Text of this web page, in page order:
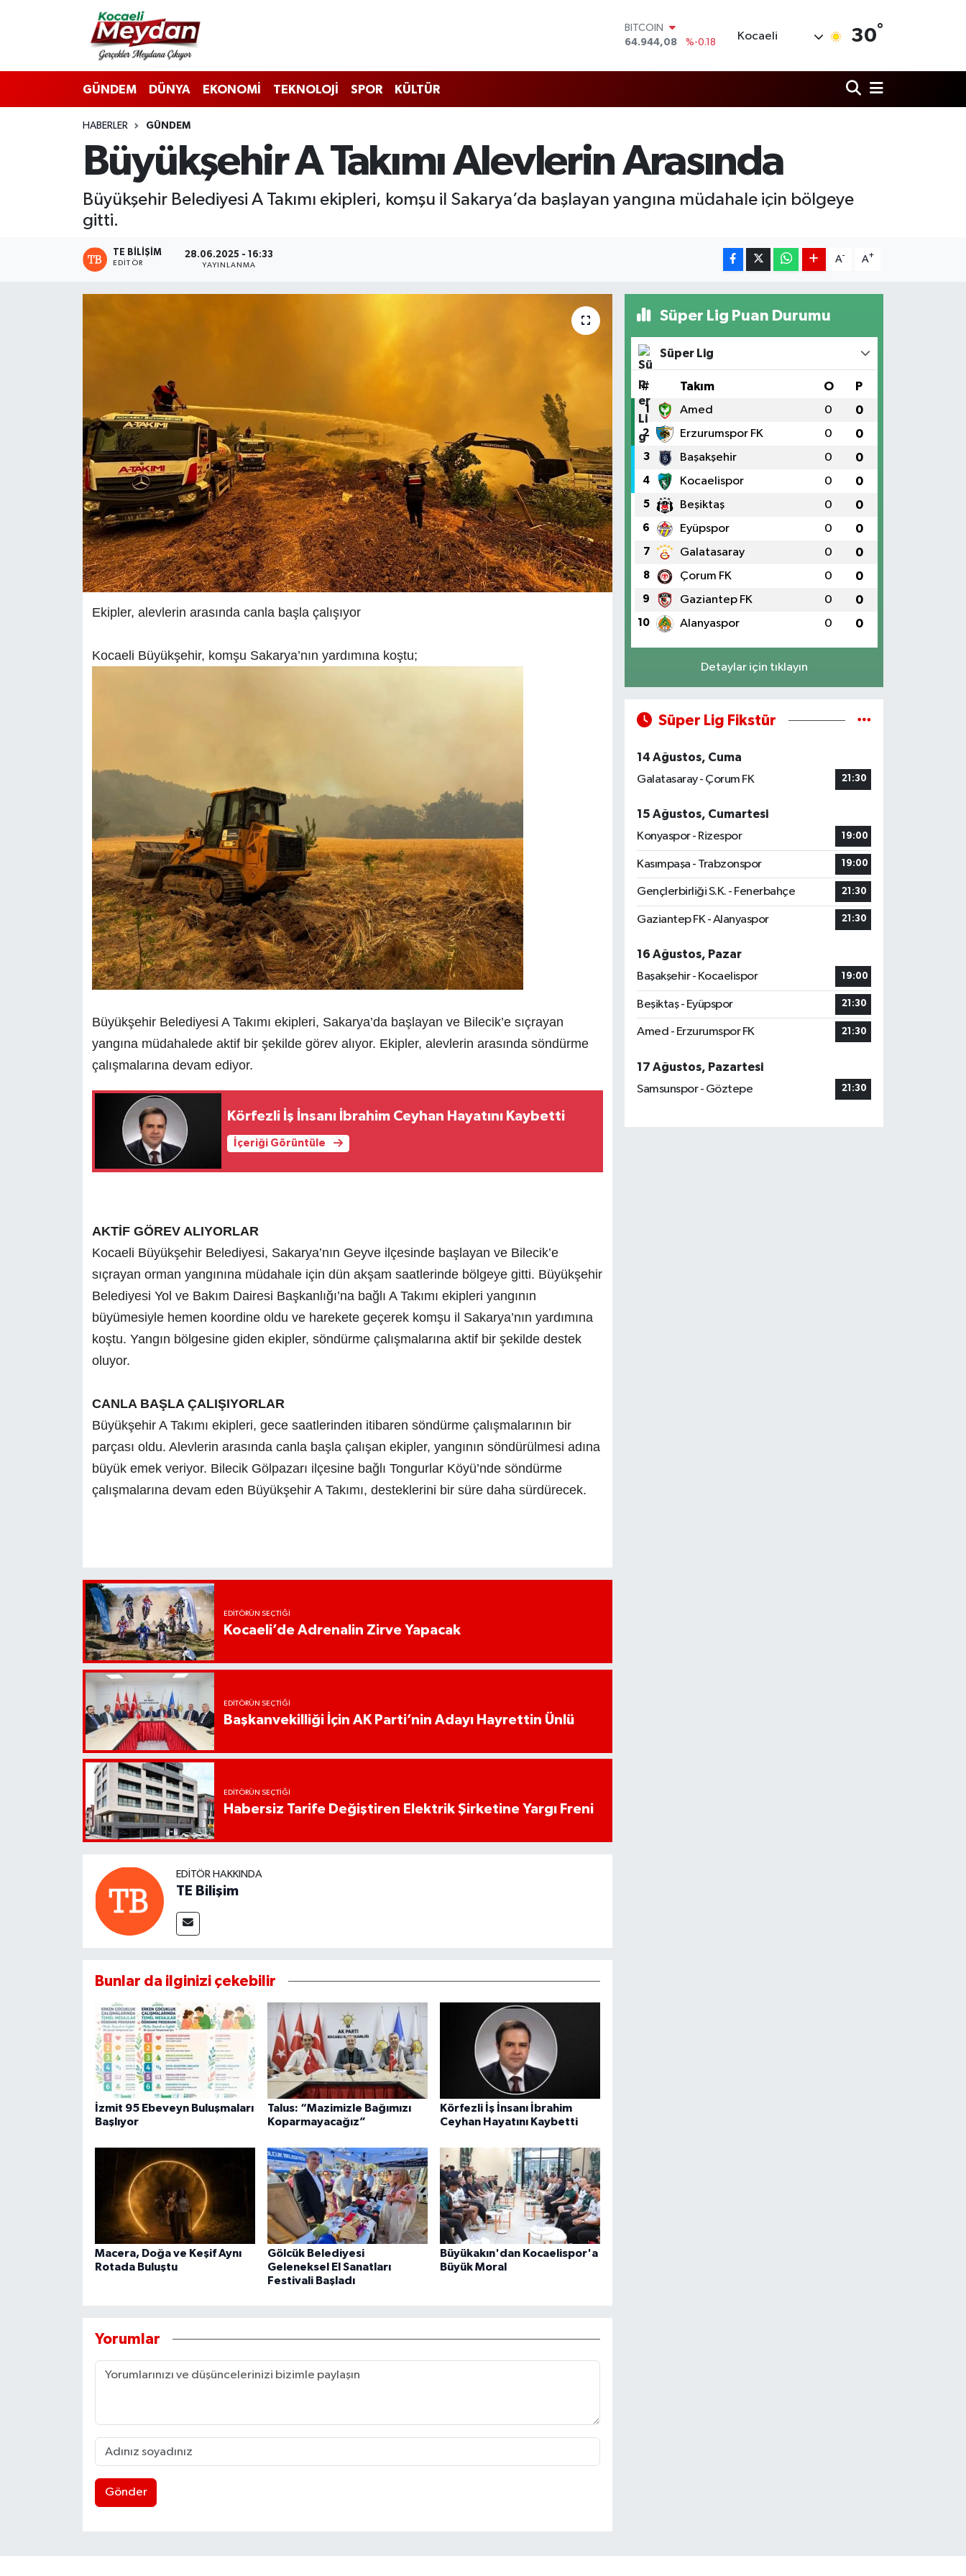
64.944,08
DOLAR
EURO
BİST100
13.779
%-14
Kocaeli 30°
GÜNDEM DÜNYA EKONOMİ TEKNOLOJİ SPOR KÜLTÜR
HABERLER GÜNDEM
Büyükşehir A Takımı Alevlerin Arasında
Büyükşehir Belediyesi A Takımı ekipleri, komşu il Sakarya’da başlayan yangına müdahale için bölgeye
gitti.
TE BILIŞIM
EDITÖR
28.06.2025 - 16:33
YAYINLANMA
A- A+
Ekipler, alevlerin arasında canla başla çalışıyor
Kocaeli Büyükşehir, komşu Sakarya’nın yardımına koştu;
Büyükşehir Belediyesi A Takımı ekipleri, Sakarya’da başlayan ve Bilecik’e sıçrayan
yangına müdahalede aktif bir şekilde görev alıyor. Ekipler, alevlerin arasında söndürme
çalışmalarına devam ediyor.
Körfezli İş İnsanı İbrahim Ceyhan Hayatını Kaybetti
İçeriği Görüntüle
AKTİF GÖREV ALIYORLAR
Kocaeli Büyükşehir Belediyesi, Sakarya’nın Geyve ilçesinde başlayan ve Bilecik’e
sıçrayan orman yangınına müdahale için dün akşam saatlerinde bölgeye gitti. Büyükşehir
Belediyesi Yol ve Bakım Dairesi Başkanlığı’na bağlı A Takımı ekipleri yangının
büyümesiyle hemen koordine oldu ve harekete geçerek komşu il Sakarya’nın yardımına
koştu. Yangın bölgesine giden ekipler, söndürme çalışmalarına aktif bir şekilde destek
oluyor.
CANLA BAŞLA ÇALIŞIYORLAR
Büyükşehir A Takımı ekipleri, gece saatlerinden itibaren söndürme çalışmalarının bir
parçası oldu. Alevlerin arasında canla başla çalışan ekipler, yangının söndürülmesi adına
büyük emek veriyor. Bilecik Gölpazarı ilçesine bağlı Tongurlar Köyü’nde söndürme
çalışmalarına devam eden Büyükşehir A Takımı, desteklerini bir süre daha sürdürecek.
EDITÖRÜN SEÇTIĞI
Kocaeli’de Adrenalin Zirve Yapacak
EDITÖRÜN SEÇTIĞI
Başkanvekilliği İçin AK Parti’nin Adayı Hayrettin Ünlü
EDITÖRÜN SEÇTIĞI
Habersiz Tarife Değiştiren Elektrik Şirketine Yargı Freni
EDITÖR HAKKINDA
TE Bilişim
Bunlar da ilginizi çekebilir
İzmit 95 Ebeveyn Buluşmaları
Başlıyor
Talus: “Mazimizle Bağımızı
Koparmayacağız”
Körfezli İş İnsanı İbrahim
Ceyhan Hayatını Kaybetti
Macera, Doğa ve Keşif Aynı
Rotada Buluştu
Gölcük Belediyesi
Geleneksel El Sanatları
Festivali Başladı
Büyükakın'dan Kocaelispor'a
Büyük Moral
Yorumlar
Gönder
Süper Lig Puan Durumu
Süper Lig
# Takım O P
1 Amed 0 0
2 Erzurumspor FK 0 0
3 Başakşehir 0 0
4 Kocaelispor 0 0
5 Beşiktaş 0 0
6 Eyüpspor 0 0
7 Galatasaray 0 0
8 Çorum FK 0 0
9 Gaziantep FK 0 0
10 Alanyaspor 0 0
Detaylar için tıklayın
Süper Lig Fikstür
14 Ağustos, Cuma
Galatasaray - Çorum FK
21:30
15 Ağustos, Cumartesi
Konyaspor - Rizespor
19:00
Kasımpaşa - Trabzonspor 19:00
Gençlerbirliği S.K. - Fenerbahçe 21:30
Gaziantep FK - Alanyaspor 21:30
16 Ağustos, Pazar
Başakşehir - Kocaelispor
19:00
Beşiktaş - Eyüpspor 21:30
Amed - Erzurumspor FK 21:30
17 Ağustos, Pazartesi
Samsunspor - Göztepe
21:30
Nöbetçi Eczaneler
Hava Durumu
Trafik Durumu
Süper Lig Puan Durumu ve Fikstür
Tüm Manşetler
Haber Arşivi